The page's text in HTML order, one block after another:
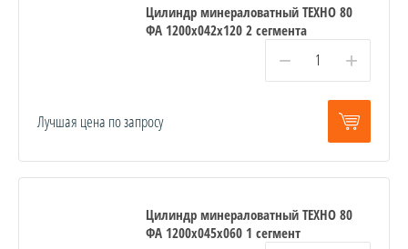
Цилиндр минераловатный ТЕХНО 80
ФА 1200x042x120 2 сегмента
− +
Лучшая цена по запросу
Цилиндр минераловатный ТЕХНО 80
ФА 1200x045x060 1 сегмент